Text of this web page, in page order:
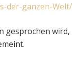
der-ganzen-Welt/
gesprochen wird,